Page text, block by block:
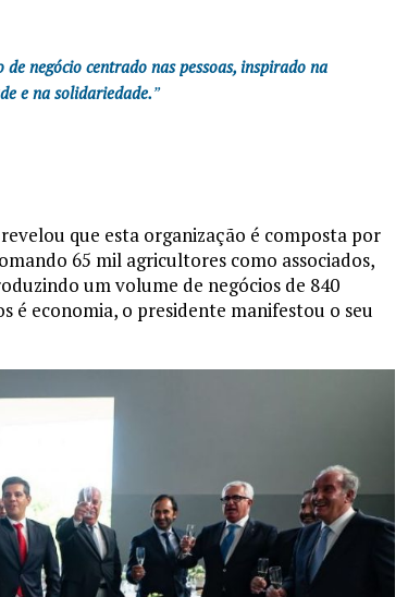
negócio centrado nas pessoas, inspirado na
e na solidariedade.”
que esta organização é composta por
65 mil agricultores como associados,
um volume de negócios de 840
é economia, o presidente manifestou o seu